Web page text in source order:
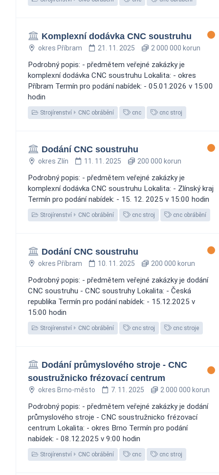
Komplexní dodávka CNC soustruhu
okres Příbram 21. 11. 2025 2 000 000 korun
Podrobný popis: - předmětem veřejné zakázky je
komplexní dodávka CNC soustruhu Lokalita: - okres
Příbram Termín pro podání nabídek: - 05.01.2026 v 15:00
hodin
Strojírenství CNC obrábění cnc cnc stroj
Dodání CNC soustruhu
okres Zlín 11. 11. 2025 200 000 korun
Podrobný popis: - předmětem veřejné zakázky je
komplexní dodávka CNC soustruhu Lokalita: - Zlínský kraj
Termín pro podání nabídek: - 15. 12. 2025 v 15:00 hodin
Strojírenství CNC obrábění cnc stroj cnc obrábění
Dodání CNC soustruhu
okres Příbram 10. 11. 2025 200 000 korun
Podrobný popis: - předmětem veřejné zakázky je dodání
CNC soustruhu - CNC soustruhy Lokalita: - Česká
republika Termín pro podání nabídek: - 15.12.2025 v
15:00 hodin
Strojírenství CNC obrábění cnc stroj cnc stroje
Dodání průmyslového stroje - CNC
soustružnicko frézovací centrum
okres Brno-město 7. 11. 2025 2 000 000 korun
Podrobný popis: - předmětem veřejné zakázky je dodání
průmyslového stroje - CNC soustružnicko frézovací
centrum Lokalita: - okres Brno Termín pro podání
nabídek: - 08.12.2025 v 9:00 hodin
Strojírenství CNC obrábění cnc cnc stroj